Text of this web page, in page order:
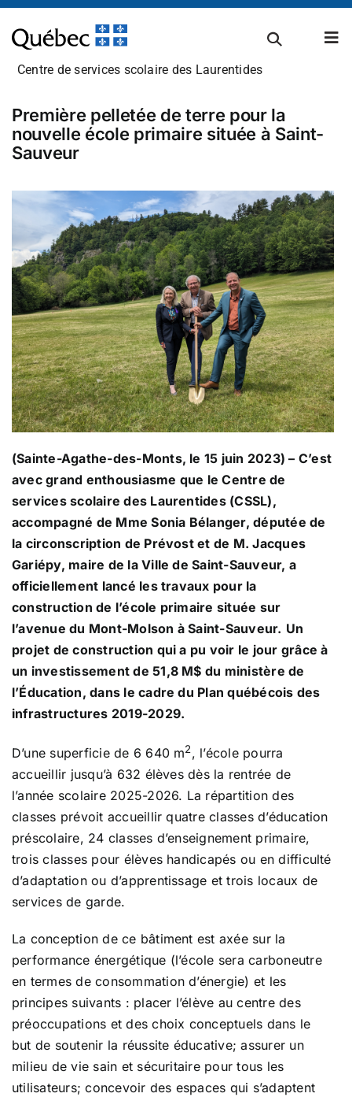
Passer
au
contenu
Admissions et inscriptions
Établissements scolaires
Transport scolaire
Infos parents
Actualités
Références et documentation
Centre de services scolaire des Laurentides
Première pelletée de terre pour la
nouvelle école primaire située à Saint-
Sauveur
(Sainte-Agathe-des-Monts, le 15 juin 2023) – C’est
avec grand enthousiasme que le Centre de
services scolaire des Laurentides (CSSL),
accompagné de Mme Sonia Bélanger, députée de
la circonscription de Prévost et de M. Jacques
Gariépy, maire de la Ville de Saint-Sauveur, a
officiellement lancé les travaux pour la
construction de l’école primaire située sur
l’avenue du Mont-Molson à Saint-Sauveur. Un
projet de construction qui a pu voir le jour grâce à
un investissement de 51,8 M$ du ministère de
l’Éducation, dans le cadre du Plan québécois des
infrastructures 2019-2029.
D’une superficie de 6 640 m2, l’école pourra
accueillir jusqu’à 632 élèves dès la rentrée de
l’année scolaire 2025-2026. La répartition des
classes prévoit accueillir quatre classes d’éducation
préscolaire, 24 classes d’enseignement primaire,
trois classes pour élèves handicapés ou en difficulté
d’adaptation ou d’apprentissage et trois locaux de
services de garde.
La conception de ce bâtiment est axée sur la
performance énergétique (l’école sera carboneutre
en termes de consommation d’énergie) et les
principes suivants : placer l’élève au centre des
préoccupations et des choix conceptuels dans le
but de soutenir la réussite éducative; assurer un
milieu de vie sain et sécuritaire pour tous les
utilisateurs; concevoir des espaces qui s’adaptent